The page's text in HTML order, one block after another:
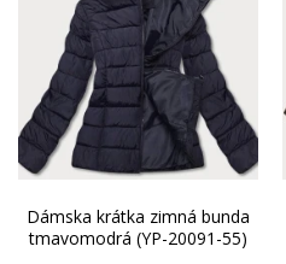
Dámska krátka zimná bunda
tmavomodrá (YP-20091-55)